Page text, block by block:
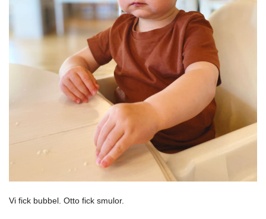
Vi fick bubbel. Otto fick smulor.